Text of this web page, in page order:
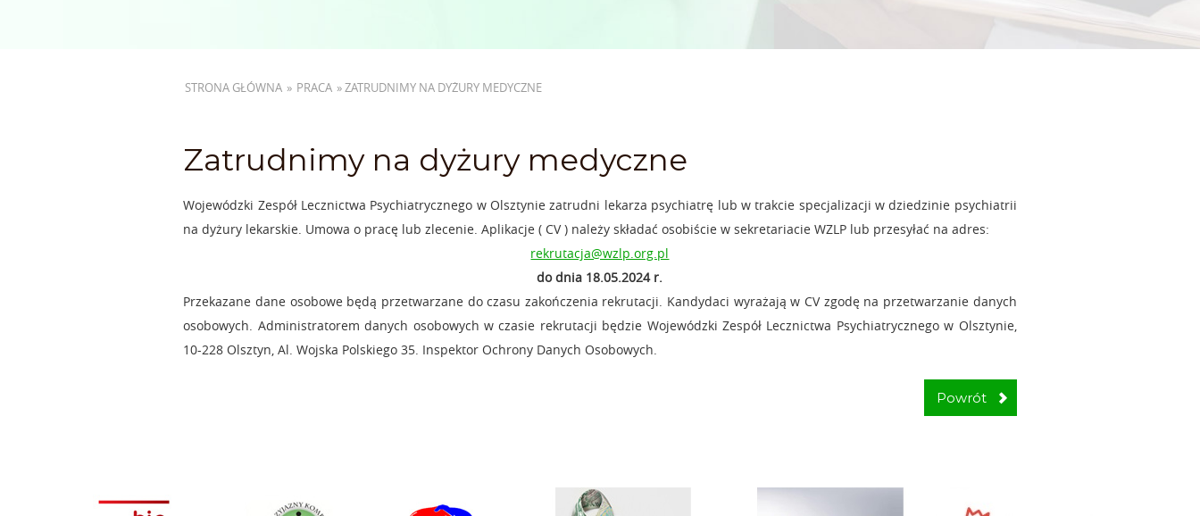
STRONA GŁÓWNA » PRACA »ZATRUDNIMY NA DYŻURY MEDYCZNE
Zatrudnimy na dyżury medyczne
Wojewódzki Zespół Lecznictwa Psychiatrycznego w Olsztynie zatrudni lekarza psychiatrę lub w trakcie specjalizacji w dziedzinie psychiatrii
na dyżury lekarskie. Umowa o pracę lub zlecenie. Aplikacje ( CV ) należy składać osobiście w sekretariacie WZLP lub przesyłać na adres:
rekrutacja@wzlp.org.pl
do dnia 18.05.2024 r.
Przekazane dane osobowe będą przetwarzane do czasu zakończenia rekrutacji. Kandydaci wyrażają w CV zgodę na przetwarzanie danych
osobowych. Administratorem danych osobowych w czasie rekrutacji będzie Wojewódzki Zespół Lecznictwa Psychiatrycznego w Olsztynie,
10-228 Olsztyn, Al. Wojska Polskiego 35. Inspektor Ochrony Danych Osobowych.
Powrót